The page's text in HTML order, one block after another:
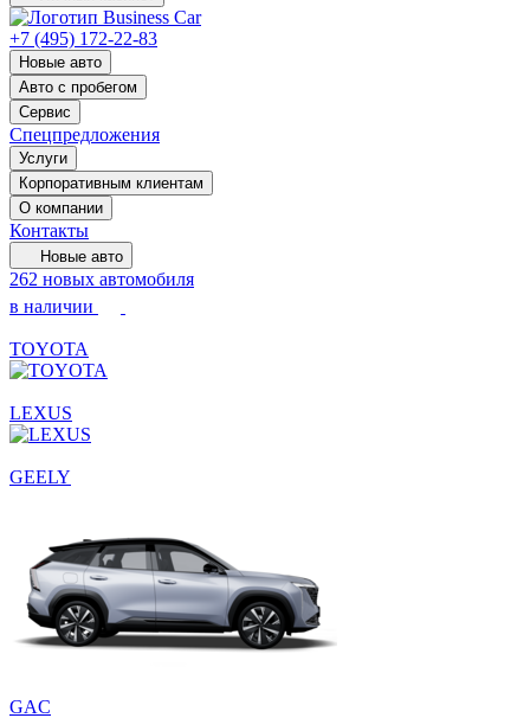
+7 (495) 172-22-83
Новые авто
Авто с пробегом
Сервис
Спецпредложения
Услуги
Корпоративным клиентам
О компании
Контакты
Новые авто
262 новых автомобиля
в наличии
TOYOTA
LEXUS
GEELY
GAC